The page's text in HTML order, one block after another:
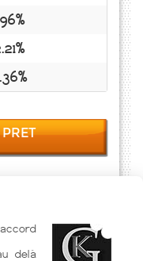
Taux Immobilier
Meilleur Taux hors
fonction des
delà